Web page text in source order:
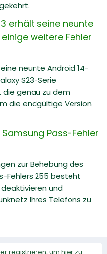
erhält seine neunte
weitere Fehler
neunte Android 14-
S23-Serie
genau zu dem
die endgültige Version
Pass-Fehler
zur Behebung des
Fehlers 255 besteht
deaktivieren und
Ihres Telefons zu
registrieren, um hier zu